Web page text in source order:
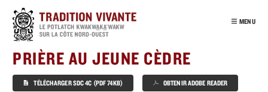
contenu
principal
MENU
NOTRE PEUPLE
POTLATCH
PRIÈRE AU JEUNE CÈDRE
TÉLÉCHARGER SDC 4C (PDF 74KB) OBTENIR ADOBE READER